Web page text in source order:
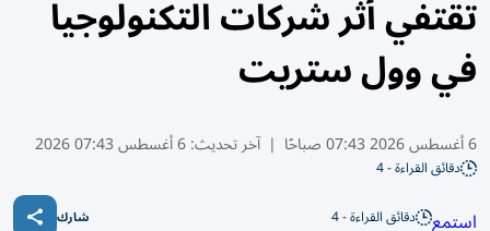
تقتفي أثر شركات التكنولوجيا
في وول ستريت
6 أغسطس 2026 07:43 صباحًا | آخر تحديث:6 أغسطس 07:43 2026
دقائق القراءة - 4
استمع دقائق القراءة - 4 شارك